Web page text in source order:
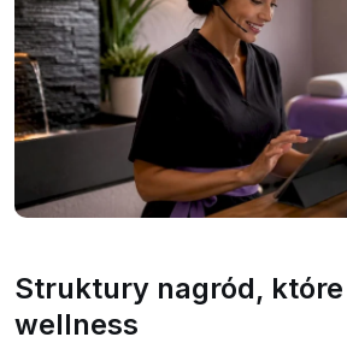
Struktury nagród, które
wellness